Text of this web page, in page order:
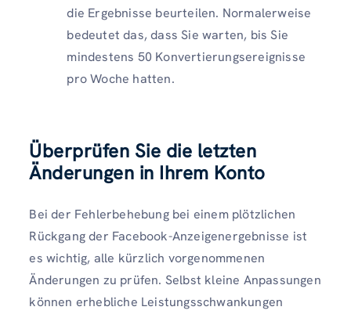
die Ergebnisse beurteilen. Normalerweise
bedeutet das, dass Sie warten, bis Sie
mindestens 50 Konvertierungsereignisse
pro Woche hatten.
Überprüfen Sie die letzten
Änderungen in Ihrem Konto
Bei der Fehlerbehebung bei einem plötzlichen
Rückgang der Facebook-Anzeigenergebnisse ist
es wichtig, alle kürzlich vorgenommenen
Änderungen zu prüfen. Selbst kleine Anpassungen
können erhebliche Leistungsschwankungen